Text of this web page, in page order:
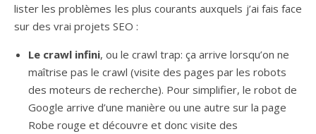
lister les problèmes les plus courants auxquels j’ai fais face
sur des vrai projets SEO :
Le crawl infini, ou le crawl trap: ça arrive lorsqu’on ne
maîtrise pas le crawl (visite des pages par les robots
des moteurs de recherche). Pour simplifier, le robot de
Google arrive d’une manière ou une autre sur la page
Robe rouge et découvre et donc visite des